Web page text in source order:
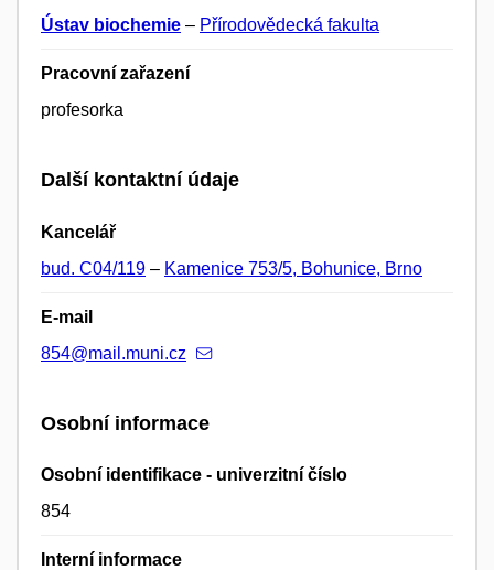
Ústav biochemie – Přírodovědecká fakulta
Pracovní zařazení
profesorka
Další kontaktní údaje
Kancelář
bud. C04/119 – Kamenice 753/5, Bohunice, Brno
E-mail
854@mail.muni.cz
Osobní informace
Osobní identifikace - univerzitní číslo
854
Interní informace